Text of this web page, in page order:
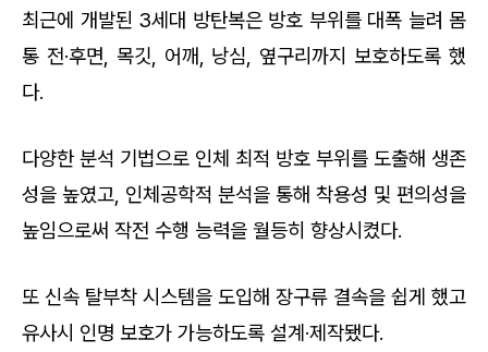
최근에 개발된 3세대 방탄복은 방호 부위를 대폭 늘려 몸
통 전·후면, 목깃, 어깨, 낭심, 옆구리까지 보호하도록 했
다.
다양한 분석 기법으로 인체 최적 방호 부위를 도출해 생존
성을 높였고, 인체공학적 분석을 통해 착용성 및 편의성을
높임으로써 작전 수행 능력을 월등히 향상시켰다.
또 신속 탈부착 시스템을 도입해 장구류 결속을 쉽게 했고
유사시 인명 보호가 가능하도록 설계·제작됐다.